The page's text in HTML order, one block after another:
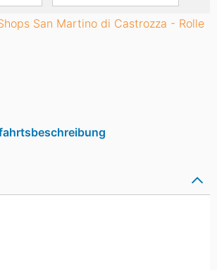
San Martino di Castrozza - Rolle